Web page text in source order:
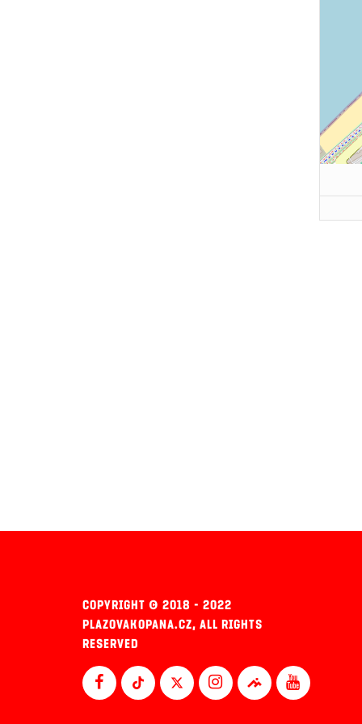
COPYRIGHT © 2018 - 2022
PLAZOVAKOPANA.CZ, ALL RIGHTS
RESERVED